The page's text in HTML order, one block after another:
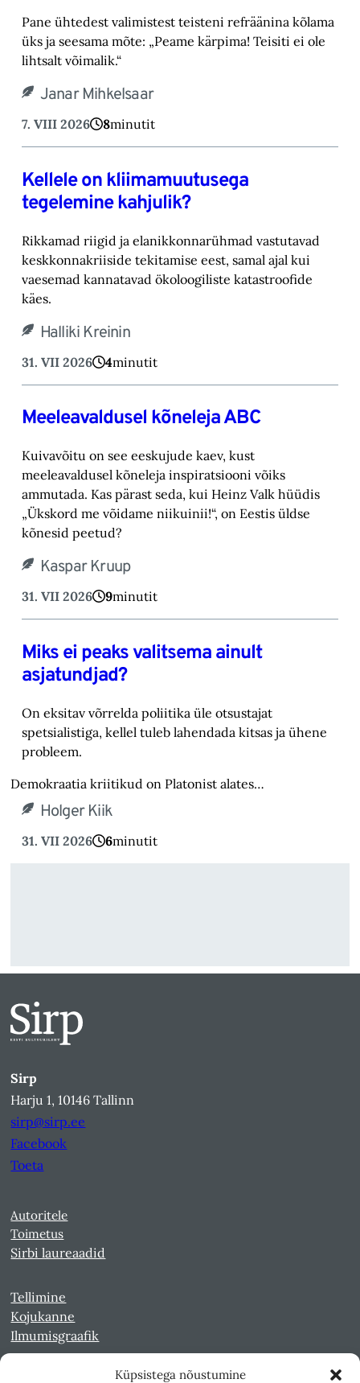
Küpsistega nõustumine
Pane ühtedest valimistest teisteni refräänina kõlama
üks ja seesama mõte: „Peame kärpima! ‎Teisiti ei ole
lihtsalt võimalik.“‎
Janar Mihkelsaar
7. VIII 2026 8minutit
Kellele on kliimamuutusega
tegelemine kahjulik?
Rikkamad riigid ja elanikkonnarühmad vastutavad
keskkonnakriiside tekitamise eest, samal ajal kui
vaesemad kannatavad ökoloogiliste katastroofide
käes.
Halliki Kreinin
31. VII 2026 4minutit
Meeleavaldusel kõneleja ABC
Kuivavõitu on see eeskujude kaev, kust
meeleavaldusel kõneleja inspiratsiooni võiks
ammutada. Kas pärast seda, kui Heinz Valk hüüdis
„Ükskord me võidame niikuinii!“, on Eestis üldse
kõnesid peetud?
Kaspar Kruup
31. VII 2026 9minutit
Miks ei peaks valitsema ainult
asjatundjad?
On eksitav võrrelda poliitika üle otsustajat
spetsialistiga, kellel tuleb lahendada kitsas ja ühene
probleem.
Demokraatia kriitikud on Platonist alates…
Holger Kiik
31. VII 2026 6minutit
Sirp
Harju 1, 10146 Tallinn
sirp@sirp.ee
Facebook
Toeta
Autoritele
Toimetus
Sirbi laureaadid
Tellimine
Kojukanne
Ilmumisgraafik